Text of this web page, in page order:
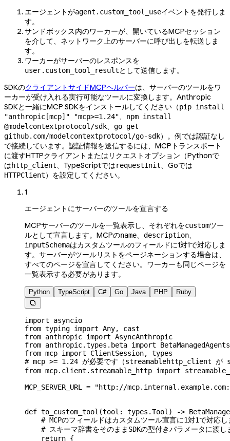
エージェントがagent.custom_tool_useイベントを発行しま
す。
サンドボックス内のワーカーが、開いているMCPセッション
を介して、ネットワーク上のサーバーに呼び出しを転送しま
す。
ワーカーがサーバーのレスポンスを
user.custom_tool_resultとして送信します。
SDKのクライアントサイドMCPヘルパーは、サーバーのツールをワ
ーカーが受け入れる実行可能なツールに変換します。Anthropic
SDKと一緒にMCP SDKをインストールしてください（pip install
"anthropic[mcp]" "mcp>=1.24"、
npm install
@modelcontextprotocol/sdk、 go get
github.com/modelcontextprotocol/go-sdk）。例では認証なし
で接続しています。認証情報を送信するには、MCPトランスポート
に渡すHTTPクライアントまたはリクエストオプション（Pythonで
はhttp_client、TypeScriptではrequestInit、Goでは
HTTPClient）を設定してください。
1
エージェントにサーバーのツールを宣言する
MCPサーバーのツールを一覧表示し、それぞれをcustomツー
ルとして宣言します。MCPのname、 description、
inputSchemaはカスタムツールのフィールドに1対1で対応しま
す。サーバーがツールリストをページネーションする場合は、
すべてのページを宣言してください。ワーカーも同じページを
一覧表示する必要があります。
Python TypeScript C# Go Java PHP Ruby

import asyncio
from typing import Any, cast
from anthropic import AsyncAnthropic
from anthropic.types.beta import
from mcp import ClientSession, types
# mcp >= 1.24 が必要です（streamablehttp_client が
from mcp.client.streamable_http import
MCP_SERVER_URL
= "http://
def to_custom_tool (tool : types.Tool) ->
# MCPのフィールドはカスタムツール宣言に1対1で対応
# スキーマ辞書をそのままSDKの型付きパラメータに渡し
    return
{